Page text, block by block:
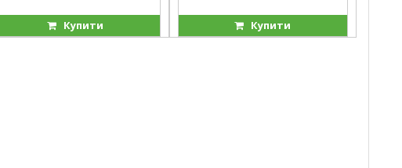
Купити Купити